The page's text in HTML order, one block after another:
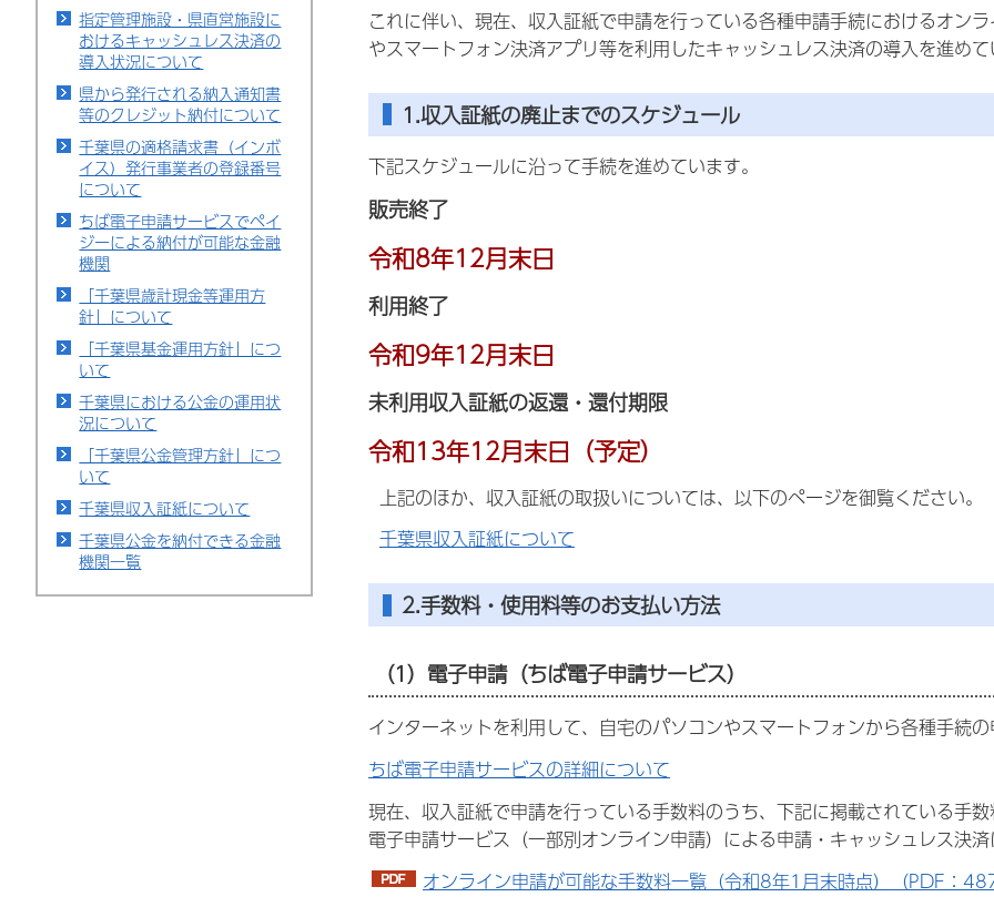
指定管理施設・県直営施設に
おけるキャッシュレス決済の
導入状況について
県から発行される納入通知書
等のクレジット納付について
千葉県の適格請求書（インボ
イス）発行事業者の登録番号
について
ちば電子申請サービスでペイ
ジーによる納付が可能な金融
機関
「千葉県歳計現金等運用方
針」について
「千葉県基金運用方針」につ
いて
千葉県における公金の運用状
況について
「千葉県公金管理方針」につ
いて
千葉県収入証紙について
千葉県公金を納付できる金融
機関一覧
これに伴い、現在、収入証紙で申請を行っている各種申請手続におけるオン
やスマートフォン決済アプリ等を利用したキャッシュレス決済の導入を進めて
1.収入証紙の廃止までのスケジュール
下記スケジュールに沿って手続を進めています。
販売終了
令和8年12月末日
利用終了
令和9年12月末日
未利用収入証紙の返還・還付期限
令和13年12月末日（予定）
上記のほか、収入証紙の取扱いについては、以下のページを御覧ください。
千葉県収入証紙について
2.手数料・使用料等のお支払い方法
（1）電子申請（ちば電子申請サービス）
インターネットを利用して、自宅のパソコンやスマートフォンから各種手続
ちば電子申請サービスの詳細について
現在、収入証紙で申請を行っている手数料のうち、下記に掲載されている手
電子申請サービス（一部別オンライン申請）による申請・キャッシュレス決
オンライン申請が可能な手数料一覧（令和8年1月末時点）（PDF：